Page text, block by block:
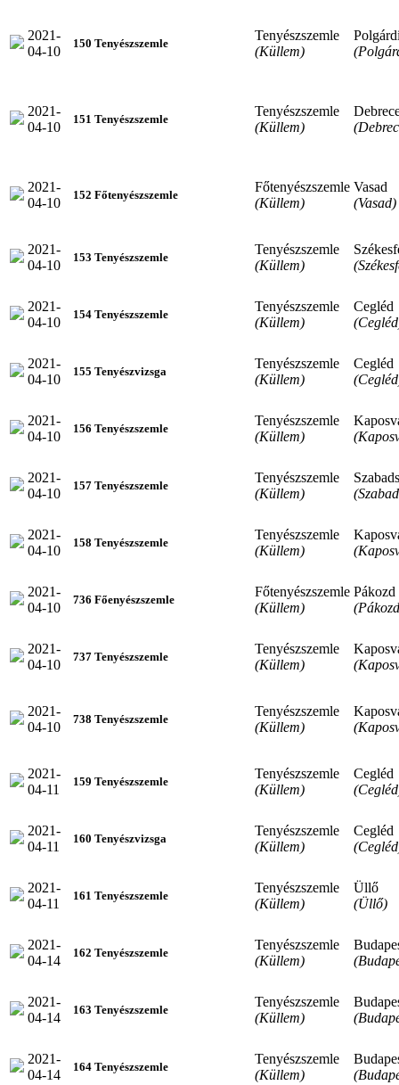
2021-
04-10
150 Tenyészszemle
Tenyészszemle
(Küllem)
2021-
04-10
151 Tenyészszemle
Tenyészszemle
(Küllem)
2021-
04-10
152 Főtenyészszemle
Főtenyészszemle
(Küllem)
Vasad
(Vasad)
2021-
04-10
153 Tenyészszemle
Tenyészszemle
(Küllem)
2021-
04-10
154 Tenyészszemle
Tenyészszemle
(Küllem)
Cegléd
2021-
04-10
155 Tenyészvizsga
Tenyészszemle
(Küllem)
Cegléd
2021-
04-10
156 Tenyészszemle
Tenyészszemle
(Küllem)
2021-
04-10
157 Tenyészszemle
Tenyészszemle
(Küllem)
2021-
04-10
158 Tenyészszemle
Tenyészszemle
(Küllem)
2021-
04-10
736 Főenyészszemle
Főtenyészszemle
(Küllem)
Pákozd
2021-
04-10
737 Tenyészszemle
Tenyészszemle
(Küllem)
2021-
04-10
738 Tenyészszemle
Tenyészszemle
(Küllem)
2021-
04-11
159 Tenyészszemle
Tenyészszemle
(Küllem)
Cegléd
2021-
04-11
160 Tenyészvizsga
Tenyészszemle
(Küllem)
Cegléd
2021-
04-11
161 Tenyészszemle
Tenyészszemle
(Küllem)
Üllő
(Üllő)
2021-
04-14
162 Tenyészszemle
Tenyészszemle
(Küllem)
2021-
04-14
163 Tenyészszemle
Tenyészszemle
(Küllem)
2021-
04-14
164 Tenyészszemle
Tenyészszemle
(Küllem)